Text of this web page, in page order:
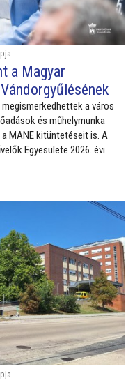
a Magyar
a város
és műhelymunka
MANE kitüntetéseit is. A
Egyesülete 2026. évi